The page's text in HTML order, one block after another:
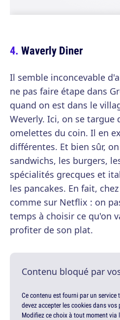
Waverly Diner
Il semble inconcevable
ne pas faire étape dans
quand on est dans le
Weverly. Ici, on se targue
omelettes du coin. Il en
différentes. Et bien sûr,
sandwichs, les burgers,
spécialités grecques et
les pancakes. En fait,
comme sur Netflix : on
temps à choisir ce qu'on
profiter de son plat.
Contenu bloqué par
Ce contenu est fourni par un service
devez accepter les cookies dans
Modifiez ce choix à tout moment via